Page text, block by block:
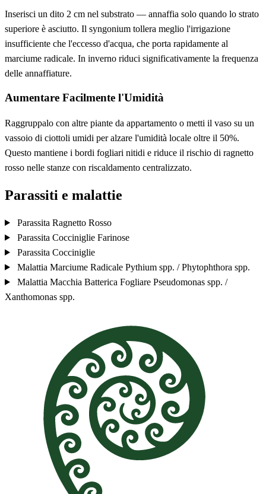
Inserisci un dito 2 cm nel substrato — annaffia solo quando lo strato
superiore è asciutto. Il syngonium tollera meglio l'irrigazione
insufficiente che l'eccesso d'acqua, che porta rapidamente al
marciume radicale. In inverno riduci significativamente la frequenza
delle annaffiature.
Aumentare Facilmente l'Umidità
Raggruppalo con altre piante da appartamento o metti il vaso su un
vassoio di ciottoli umidi per alzare l'umidità locale oltre il 50%.
Questo mantiene i bordi fogliari nitidi e riduce il rischio di ragnetto
rosso nelle stanze con riscaldamento centralizzato.
Parassiti e malattie
Parassita Ragnetto Rosso
Parassita Cocciniglie Farinose
Parassita Cocciniglie
Malattia Marciume Radicale Pythium spp. / Phytophthora spp.
Malattia Macchia Batterica Fogliare Pseudomonas spp. /
Xanthomonas spp.